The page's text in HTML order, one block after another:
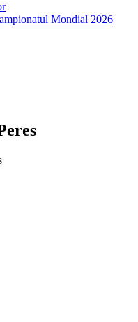
Mondial 2026